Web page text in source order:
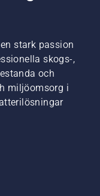
stark passion
skogs-,
och
miljöomsorg i